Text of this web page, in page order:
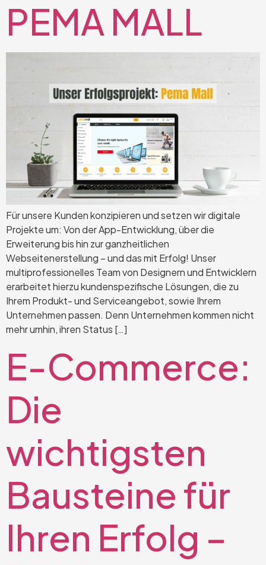
PEMA MALL
Für unsere Kunden konzipieren und setzen wir digitale
Projekte um: Von der App-Entwicklung, über die
Erweiterung bis hin zur ganzheitlichen
Webseitenerstellung – und das mit Erfolg! Unser
multiprofessionelles Team von Designern und Entwicklern
erarbeitet hierzu kundenspezifische Lösungen, die zu
Ihrem Produkt- und Serviceangebot, sowie Ihrem
Unternehmen passen. Denn Unternehmen kommen nicht
mehr umhin, ihren Status […]
E-Commerce:
Die
wichtigsten
Bausteine für
Ihren Erfolg –